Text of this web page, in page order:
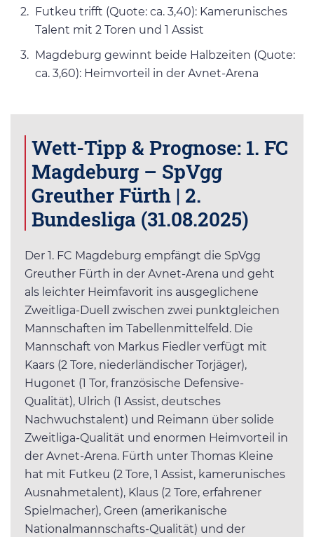
Futkeu trifft (Quote: ca. 3,40): Kamerunisches
Talent mit 2 Toren und 1 Assist
Magdeburg gewinnt beide Halbzeiten (Quote:
ca. 3,60): Heimvorteil in der Avnet-Arena
Wett-Tipp & Prognose: 1. FC
Magdeburg – SpVgg
Greuther Fürth | 2.
Bundesliga (31.08.2025)
Der 1. FC Magdeburg empfängt die SpVgg
Greuther Fürth in der Avnet-Arena und geht
als leichter Heimfavorit ins ausgeglichene
Zweitliga-Duell zwischen zwei punktgleichen
Mannschaften im Tabellenmittelfeld. Die
Mannschaft von Markus Fiedler verfügt mit
Kaars (2 Tore, niederländischer Torjäger),
Hugonet (1 Tor, französische Defensive-
Qualität), Ulrich (1 Assist, deutsches
Nachwuchstalent) und Reimann über solide
Zweitliga-Qualität und enormen Heimvorteil in
der Avnet-Arena. Fürth unter Thomas Kleine
hat mit Futkeu (2 Tore, 1 Assist, kamerunisches
Ausnahmetalent), Klaus (2 Tore, erfahrener
Spielmacher), Green (amerikanische
Nationalmannschafts-Qualität) und der